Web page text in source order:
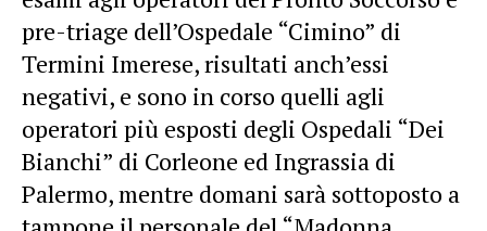
pre-triage dell’Ospedale “Cimino” di
Termini Imerese, risultati anch’essi
negativi, e sono in corso quelli agli
operatori più esposti degli Ospedali “Dei
Bianchi” di Corleone ed Ingrassia di
Palermo, mentre domani sarà sottoposto a